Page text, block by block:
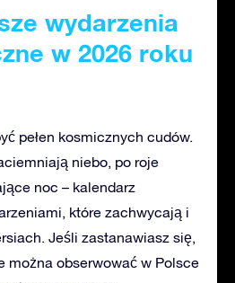
wydarzenia
w 2026 roku
pełen kosmicznych cudów.
niebo, po roje
noc – kalendarz
które zachwycają i
Jeśli zastanawiasz się,
można obserwować w Polsce